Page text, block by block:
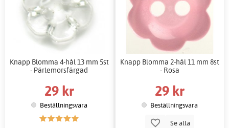
Knapp Blomma 4-hål 13 mm 5st
- Pärlemorsfärgad
29 kr
Beställningsvara
Knapp Blomma 2-hål 11 mm 8st
- Rosa
29 kr
Beställningsvara
Se alla